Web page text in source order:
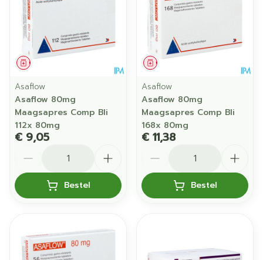
Geneesmiddel
Asaflow
Asaflow 80mg
Maagsapres Comp Bli
112x 80mg
€ 9,05
Bestel
Geneesmiddel
Asaflow
Asaflow 80mg
Maagsapres Comp Bli
168x 80mg
€ 11,38
Bestel